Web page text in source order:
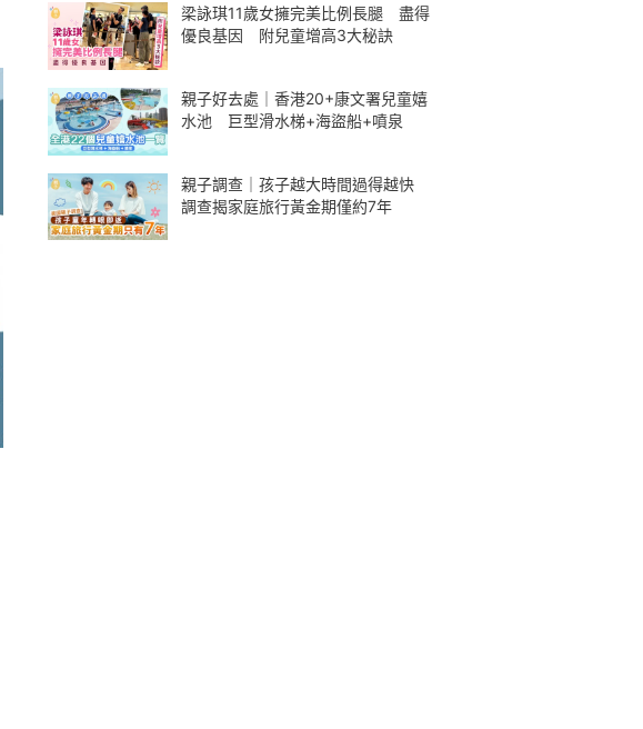
梁詠琪11歲女擁完美比例長腿 盡得
優良基因 附兒童增高3大秘訣
親子好去處｜香港20+康文署兒童嬉
水池 巨型滑水梯+海盜船+噴泉
親子調查｜孩子越大時間過得越快
調查揭家庭旅行黃金期僅約7年